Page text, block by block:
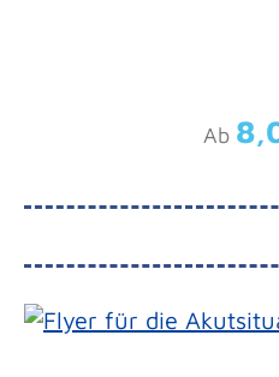
Ab